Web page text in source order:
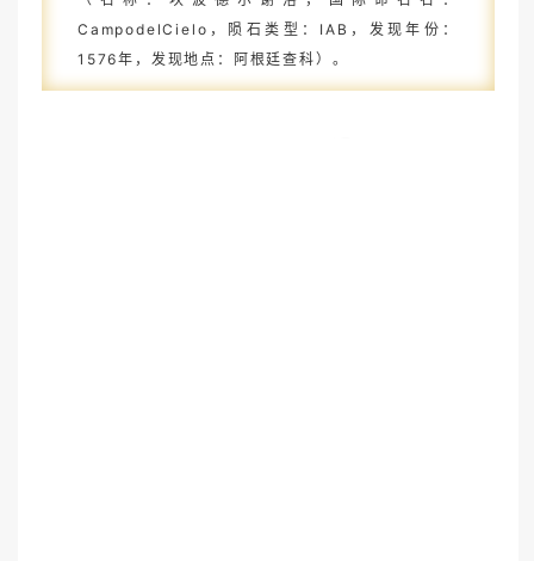
CampodelCielo，陨石类型： IAB，发现年份：
1576年，发现地点： 阿根廷查科）。